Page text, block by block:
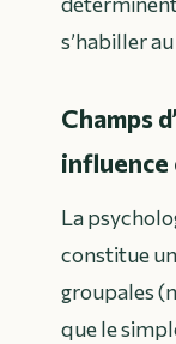
s’habiller
Champs
La
constitue
groupales
que le